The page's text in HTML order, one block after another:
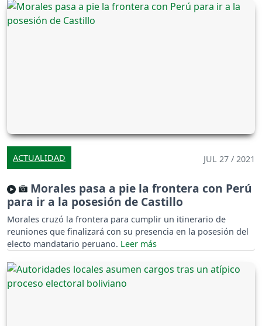
ACTUALIDAD JUL 27 / 2021
Morales pasa a pie la frontera con Perú
para ir a la posesión de Castillo
Morales cruzó la frontera para cumplir un itinerario de
reuniones que finalizará con su presencia en la posesión del
electo mandatario peruano.